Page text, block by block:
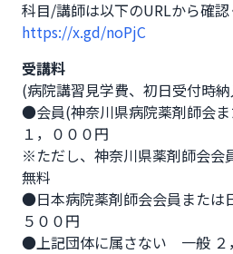
https://x.gd/noPjC
受講料
(病院講習見学費、初日受付時
●会員(神奈川県病院薬剤師会
１，０００円
※ただし、神奈川県薬剤師会会
無料
●日本病院薬剤師会会員または
５００円
●上記団体に属さない　一般 ２